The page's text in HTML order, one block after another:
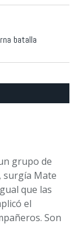
batalla
grupo de
surgía Mate
que las
el
Son